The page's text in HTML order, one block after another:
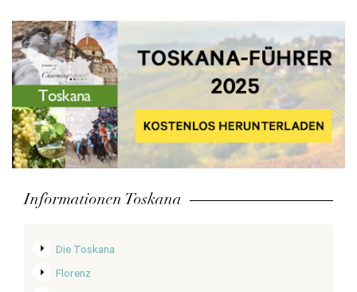
Informationen Toskana
Die Toskana
Florenz